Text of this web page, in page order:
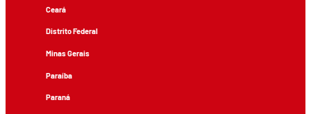
Ceará
Distrito Federal
Minas Gerais
Paraíba
Paraná